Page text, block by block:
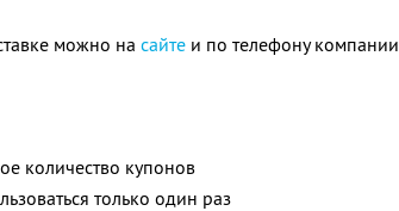
можно на сайте и по телефону компании
количество купонов
только один раз